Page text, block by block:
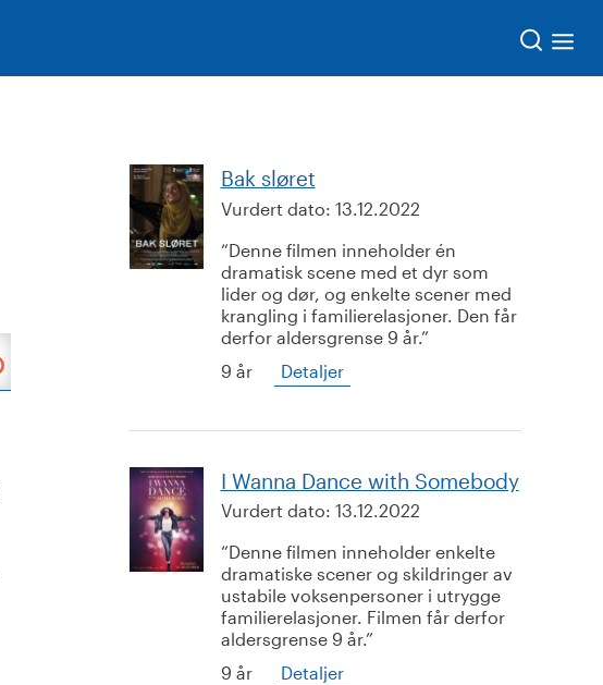
Bak sløret
Vurdert dato: 13.12.2022
Denne filmen inneholder én
dramatisk scene med et dyr som
lider og dør, og enkelte scener med
krangling i familierelasjoner. Den får
derfor aldersgrense 9 år.
9 år
Detaljer
I Wanna Dance with Somebody
Vurdert dato: 13.12.2022
Denne filmen inneholder enkelte
dramatiske scener og skildringer av
ustabile voksenpersoner i utrygge
familierelasjoner. Filmen får derfor
aldersgrense 9 år.
9 år
Detaljer